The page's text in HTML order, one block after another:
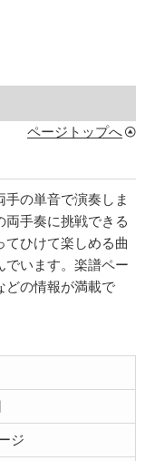
ページトップへ
の単音で演奏しま
手奏に挑戦できる
てひけて楽しめる曲
でいます。楽譜ペー
どの情報が満載で
ジ